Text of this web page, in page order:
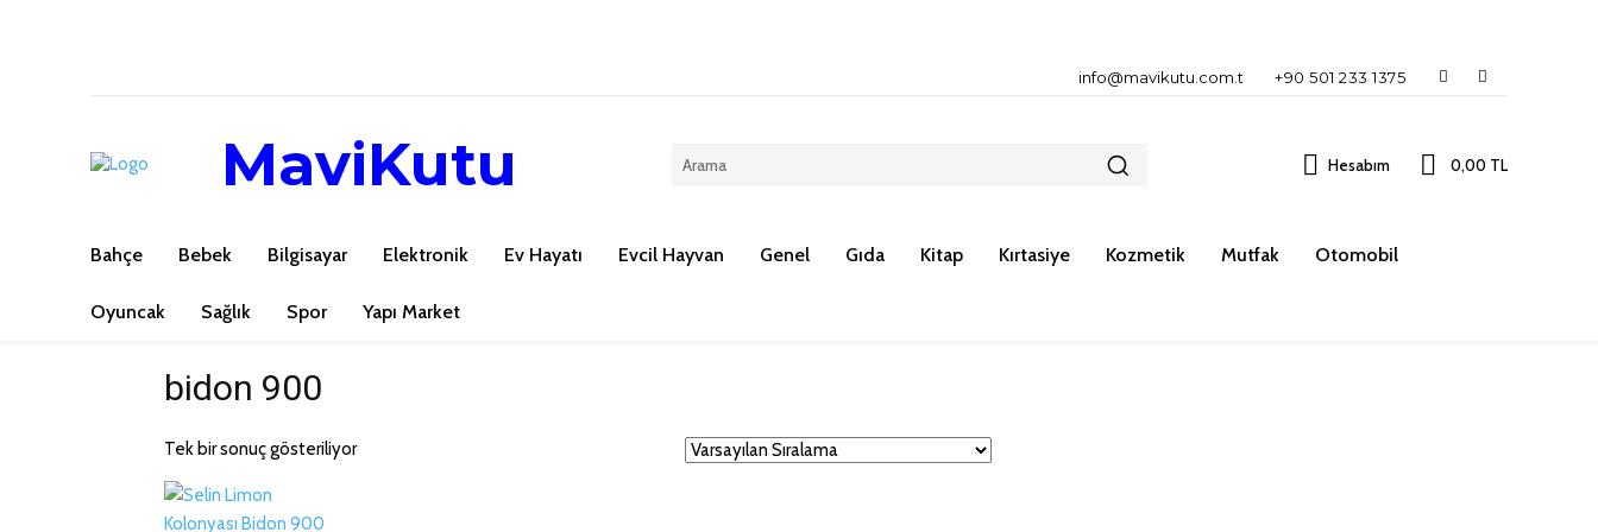
info@mavikutu.com.t +90 501 233 1375
MaviKutu Hesabım 0,00 TL
Bahçe Bebek Bilgisayar Elektronik Ev Hayatı Evcil Hayvan Genel Gıda Kitap Kırtasiye Kozmetik Mutfak Otomobil
Oyuncak Sağlık Spor Yapı Market
bidon 900
Tek bir sonuç gösteriliyor